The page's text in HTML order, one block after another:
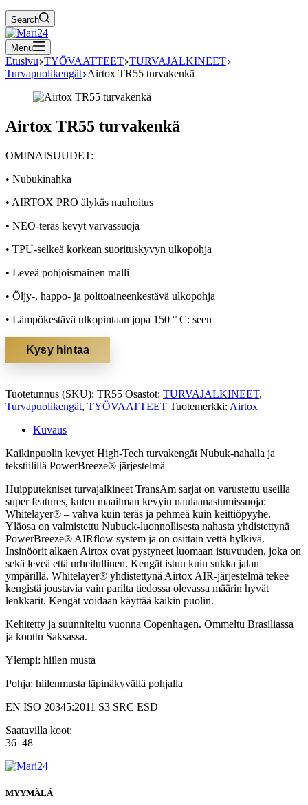
Search
Menu
Etusivu TYÖVAATTEET TURVAJALKINEET
Turvapuolikengät Airtox TR55 turvakenkä
Airtox TR55 turvakenkä
OMINAISUUDET:
• Nubukinahka
• AIRTOX PRO älykäs nauhoitus
• NEO-teräs kevyt varvassuoja
• TPU-selkeä korkean suorituskyvyn ulkopohja
• Leveä pohjoismainen malli
• Öljy-, happo- ja polttoaineenkestävä ulkopohja
• Lämpökestävä ulkopintaan jopa 150 ° C: seen
Kysy hintaa
Tuotetunnus (SKU): TR55 Osastot: TURVAJALKINEET,
Turvapuolikengät, TYÖVAATTEET Tuotemerkki: Airtox
Kuvaus
Kaikinpuolin kevyet High-Tech turvakengät Nubuk-nahalla ja
tekstiilillä PowerBreeze® järjestelmä
Huipputekniset turvajalkineet TransAm sarjat on varustettu useilla
super features, kuten maailman kevyin naulaanastumissuoja:
Whitelayer® – vahva kuin teräs ja pehmeä kuin keittiöpyyhe.
Yläosa on valmistettu Nubuck-luonnollisesta nahasta yhdistettynä
PowerBreeze® AIRflow system ja on osittain vettä hylkivä.
Insinöörit alkaen Airtox ovat pystyneet luomaan istuvuuden, joka on
sekä leveä että urheilullinen. Kengät istuu kuin sukka jalan
ympärillä. Whitelayer® yhdistettynä Airtox AIR-järjestelmä tekee
kengistä joustavia vain parilta tiedossa olevassa määrin hyvät
lenkkarit. Kengät voidaan käyttää kaikin puolin.
Kehitetty ja suunniteltu vuonna Copenhagen. Ommeltu Brasiliassa
ja koottu Saksassa.
Ylempi: hiilen musta
Pohja: hiilenmusta läpinäkyvällä pohjalla
EN ISO 20345:2011 S3 SRC ESD
Saatavilla koot:
36–48
MYYMÄLÄ